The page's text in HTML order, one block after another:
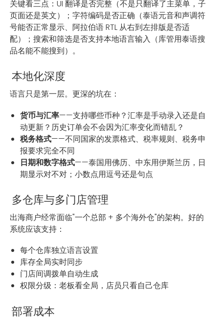
关键看三点：UI 翻译是否完整（不是只翻译了主菜单，子
页面还是英文）；字符编码是否正确（泰语元音和声调符
号能否正常显示、阿拉伯语 RTL 从右到左排版是否适
配）；搜索和筛选是否支持本地语言输入（库管用泰语搜
品名能不能搜到）。
本地化深度
语言只是第一层。更深的坑在：
货币与汇率——支持哪些币种？汇率是手动录入还是自
动更新？历史订单会不会因为汇率变化而错乱？
税务格式——不同国家的发票格式、税率规则、税务申
报要求完全不同
日期和数字格式——泰国用佛历、中东用伊斯兰历，日
期显示对不对；小数点用逗号还是句点
多仓库与多门店管理
出海商户经常面临"一个总部 + 多个海外仓"的架构。好的
系统应该支持：
每个仓库独立语言设置
库存全局实时同步
门店间调拨单自动生成
权限分级：老板看全局，店员只看自己仓库
部署成本